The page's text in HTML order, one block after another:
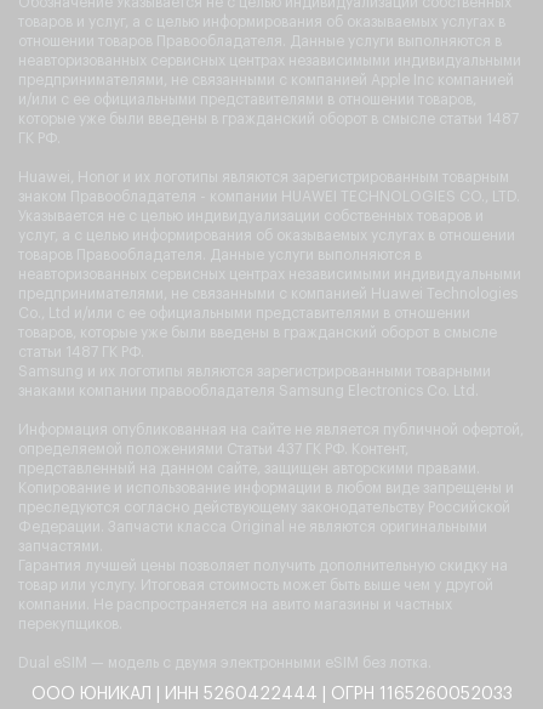
товаров и услуг, а с целью информирования об оказываемых услугах в
отношении товаров Правообладателя. Данные услуги выполняются в
неавторизованных сервисных центрах независимыми индивидуальными
предпринимателями, не связанными с компанией Apple Inc компанией
и/или с ее официальными представителями в отношении товаров,
которые уже были введены в гражданский оборот в смысле статьи 1487
ГК РФ.
Huawei, Honor и их логотипы являются зарегистрированным товарным
знаком Правообладателя - компании HUAWEI TECHNOLOGIES CO., LTD.
Указывается не с целью индивидуализации собственных товаров и
услуг, а с целью информирования об оказываемых услугах в отношении
товаров Правообладателя. Данные услуги выполняются в
неавторизованных сервисных центрах независимыми индивидуальными
предпринимателями, не связанными с компанией Huawei Technologies
Co., Ltd и/или с ее официальными представителями в отношении
товаров, которые уже были введены в гражданский оборот в смысле
статьи 1487 ГК РФ.
Samsung и их логотипы являются зарегистрированными товарными
знаками компании правообладателя Samsung Electronics Co. Ltd.
Информация опубликованная на сайте не является публичной офертой,
определяемой положениями Статьи 437 ГК РФ. Контент,
представленный на данном сайте, защищен авторскими правами.
Копирование и использование информации в любом виде запрещены и
преследуются согласно действующему законодательству Российской
Федерации. Запчасти класса Original не являются оригинальными
запчастями.
Гарантия лучшей цены позволяет получить дополнительную скидку на
товар или услугу. Итоговая стоимость может быть выше чем у другой
компании. Не распространяется на авито магазины и частных
перекупщиков.
Dual eSIM — модель с двумя электронными eSIM без лотка.
ООО ЮНИКАЛ | ИНН 5260422444 | ОГРН 1165260052033